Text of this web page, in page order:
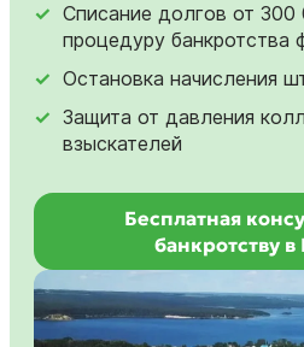
Списание долгов от 300
процедуру банкротства
Остановка начисления
Защита от давления
взыскателей
Бесплатная
банкротству